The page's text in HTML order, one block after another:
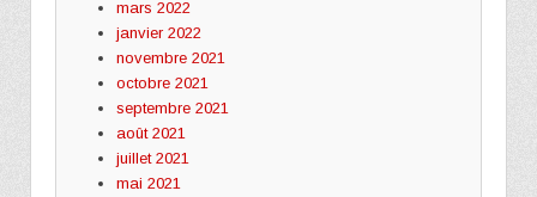
mars 2022
janvier 2022
novembre 2021
octobre 2021
septembre 2021
août 2021
juillet 2021
mai 2021